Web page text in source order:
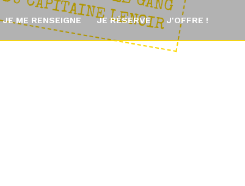
JE ME RENSEIGNE JE RÉSERVE J'OFFRE !
: L
E
D
R